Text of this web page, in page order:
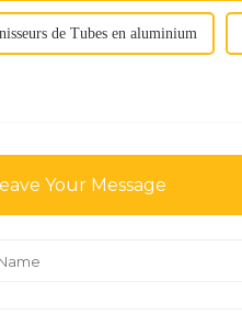
de Tubes en aluminium
Your Message